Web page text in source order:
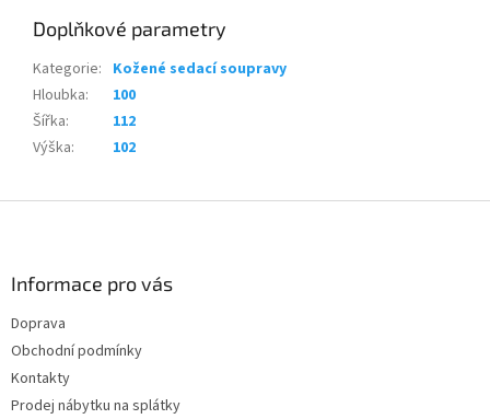
Doplňkové parametry
Kategorie: Kožené sedací soupravy
Hloubka:
100
Šířka:
112
Výška: 102
Informace pro vás
Doprava
Obchodní podmínky
Kontakty
Prodej nábytku na splátky